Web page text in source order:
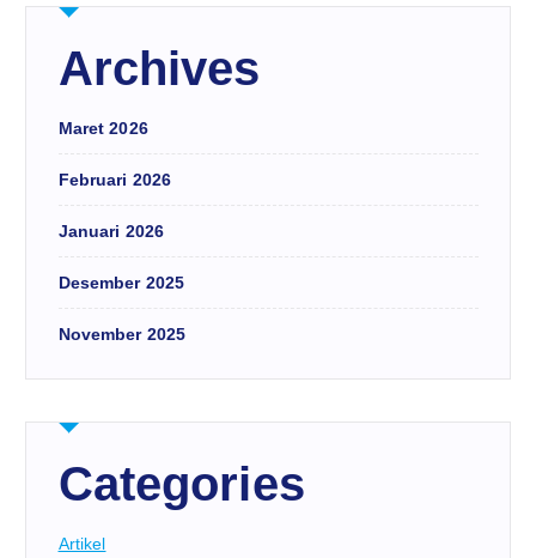
Archives
Maret 2026
Februari 2026
Januari 2026
Desember 2025
November 2025
Categories
Artikel